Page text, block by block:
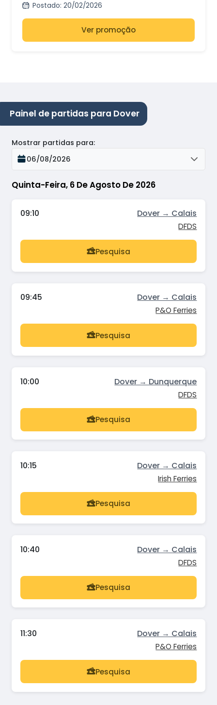
Postado: 20/02/2026
Ver promoção
Painel de partidas para Dover
Quinta-Feira, 6 De Agosto De 2026
Mostrar partidas para:
06/08/2026
09:10 Dover → Calais
DFDS
Pesquisa
09:45 Dover → Calais
P&O Ferries
Pesquisa
10:00 Dover → Dunquerque
DFDS
Pesquisa
10:15 Dover → Calais
Irish Ferries
Pesquisa
10:40 Dover → Calais
DFDS
Pesquisa
11:30 Dover → Calais
P&O Ferries
Pesquisa